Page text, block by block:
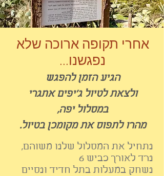
אחרי תקופה ארוכה שלא
נפגשנו...
הגיע הזמן להפגש
ולצאת לטיול ג'יפים אתגרי
במסלול יפה,
מהרו לתפוס את מקומכן בטיול.
נתחיל את המסלול שלנו משוהם,
נרד לאורך כביש 6
נשחק במעלות בתל חדיד ונסיים